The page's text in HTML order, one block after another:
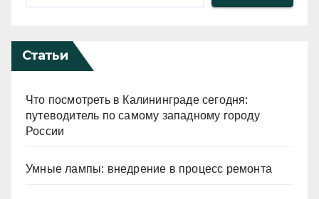
Статьи
Что посмотреть в Калининграде сегодня:
путеводитель по самому западному городу
России
Умные лампы: внедрение в процесс ремонта